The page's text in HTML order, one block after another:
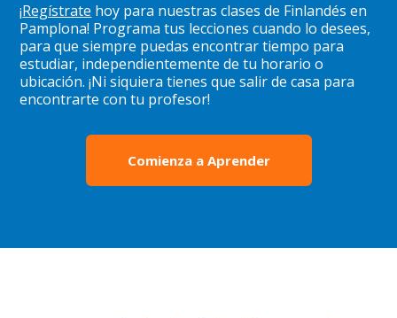
¡Regístrate hoy para nuestras clases de Finlandés en
Pamplona! Programa tus lecciones cuando lo desees,
para que siempre puedas encontrar tiempo para
estudiar, independientemente de tu horario o
ubicación. ¡Ni siquiera tienes que salir de casa para
encontrarte con tu profesor!
Comienza a Aprender